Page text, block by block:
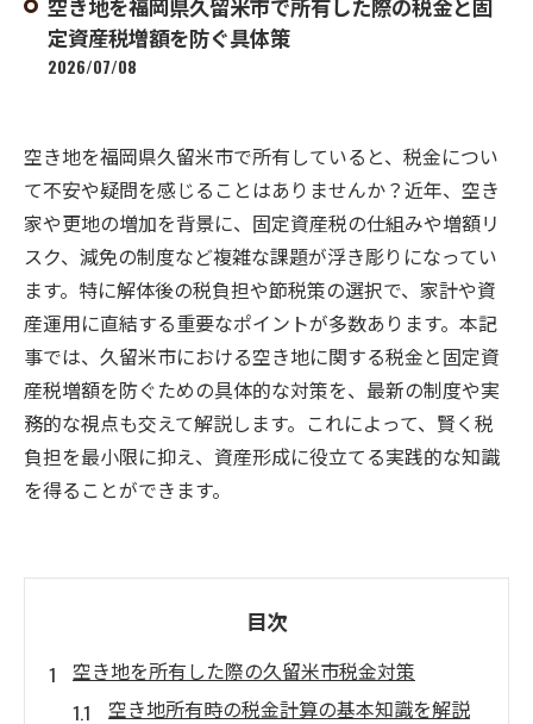
定資産税増額を防ぐ具体策
2026/07/08
空き地を福岡県久留米市で所有していると、税金につい
て不安や疑問を感じることはありませんか？近年、空き
家や更地の増加を背景に、固定資産税の仕組みや増額リ
スク、減免の制度など複雑な課題が浮き彫りになってい
ます。特に解体後の税負担や節税策の選択で、家計や資
産運用に直結する重要なポイントが多数あります。本記
事では、久留米市における空き地に関する税金と固定資
産税増額を防ぐための具体的な対策を、最新の制度や実
務的な視点も交えて解説します。これによって、賢く税
負担を最小限に抑え、資産形成に役立てる実践的な知識
を得ることができます。
目次
空き地を所有した際の久留米市税金対策
空き地所有時の税金計算の基本知識を解説